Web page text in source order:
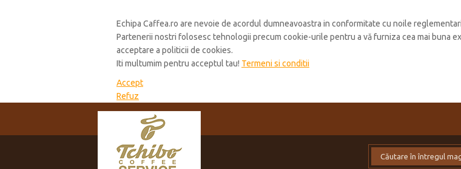
Echipa Caffea.ro are nevoie de acordul dumneavoastra in conformitate cu noile
Partenerii nostri folosesc tehnologii precum cookie-urile pentru a vă furniza cea mai buna
acceptare a politicii de cookies.
Iti multumim pentru acceptul tau! Termeni si conditii
Accept
Refuz